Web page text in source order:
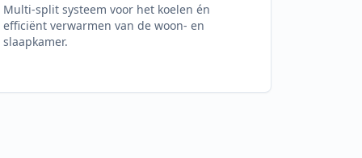
Multi-split systeem voor het koelen én
efficiënt verwarmen van de woon- en
slaapkamer.